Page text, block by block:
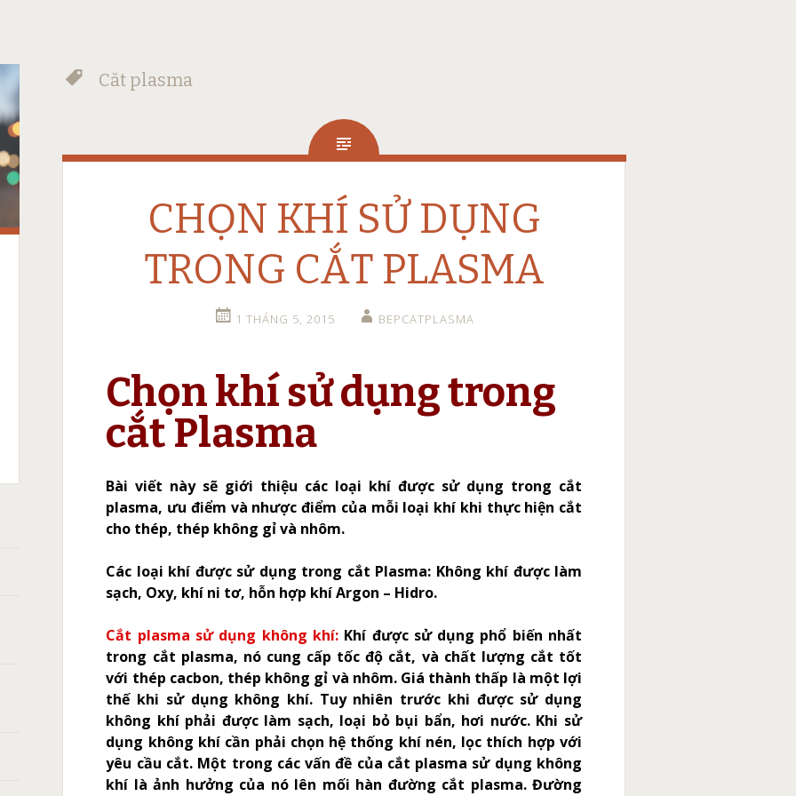
Căt plasma
CHỌN KHÍ SỬ DỤNG
TRONG CẮT PLASMA
1 THÁNG 5, 2015 BEPCATPLASMA
Chọn khí sử dụng trong
cắt Plasma
Bài viết này sẽ giới thiệu các loại khí được sử dụng trong cắt
plasma, ưu điểm và nhược điểm của mỗi loại khí khi thực hiện cắt
cho thép, thép không gỉ và nhôm.
Các loại khí được sử dụng trong cắt Plasma: Không khí được làm
sạch, Oxy, khí ni tơ, hỗn hợp khí Argon – Hidro.
Cắt plasma sử dụng không khí: Khí được sử dụng phổ biến nhất
trong cắt plasma, nó cung cấp tốc độ cắt, và chất lượng cắt tốt
với thép cacbon, thép không gỉ và nhôm. Giá thành thấp là một lợi
thế khi sử dụng không khí. Tuy nhiên trước khi được sử dụng
không khí phải được làm sạch, loại bỏ bụi bẩn, hơi nước. Khi sử
dụng không khí cần phải chọn hệ thống khí nén, lọc thích hợp với
yêu cầu cắt. Một trong các vấn đề của cắt plasma sử dụng không
khí là ảnh hưởng của nó lên mối hàn đường cắt plasma. Đường